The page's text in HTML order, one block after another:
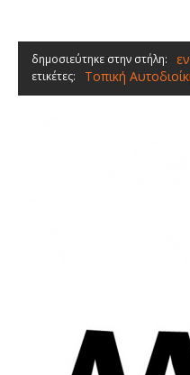
δημοσιεύτηκε στην στήλη:
ετικέτες: Τοπική